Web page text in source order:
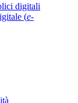
digitali
(e-